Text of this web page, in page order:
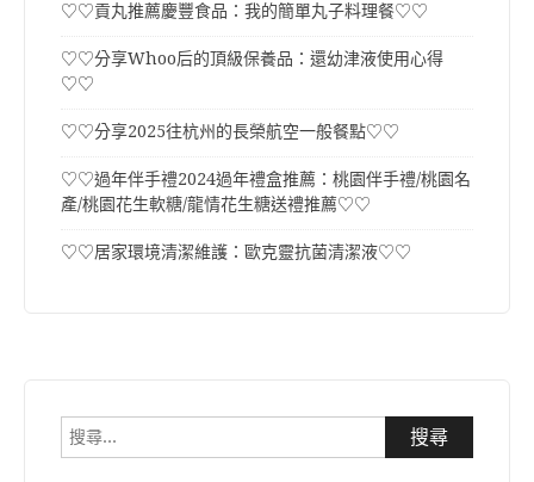
♡♡貢丸推薦慶豐食品：我的簡單丸子料理餐♡♡
♡♡分享Whoo后的頂級保養品：還幼津液使用心得
♡♡
♡♡分享2025往杭州的長榮航空一般餐點♡♡
♡♡過年伴手禮2024過年禮盒推薦：桃園伴手禮/桃園名
產/桃園花生軟糖/龍情花生糖送禮推薦♡♡
♡♡居家環境清潔維護：歐克靈抗菌清潔液♡♡
搜
尋